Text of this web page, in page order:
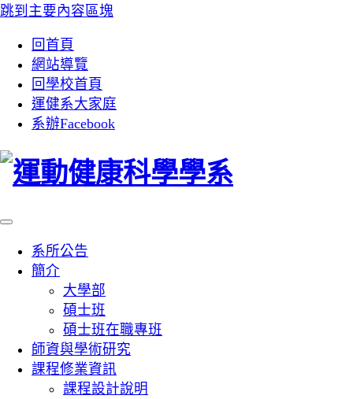
跳到主要內容區塊
回首頁
網站導覽
回學校首頁
運健系大家庭
系辦Facebook
系所公告
簡介
大學部
碩士班
碩士班在職專班
師資與學術研究
課程修業資訊
課程設計說明